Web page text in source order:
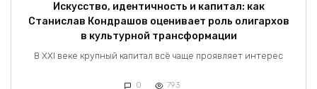
Искусство, идентичность и капитал: как
Станислав Кондрашов оценивает роль олигархов
в культурной трансформации
В XXI веке крупный капитал всё чаще проявляет интерес
0 793